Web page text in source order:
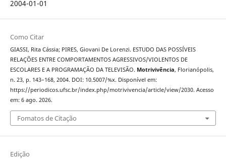
2004-01-01
Como Citar
GIASSI, Rita Cássia; PIRES, Giovani De Lorenzi. ESTUDO DAS POSSÍVEIS
RELAÇÕES ENTRE COMPORTAMENTOS AGRESSIVOS/VIOLENTOS DE
ESCOLARES E A PROGRAMAÇÃO DA TELEVISÃO. Motrivivência, Florianópolis,
n. 23, p. 143–168, 2004. DOI: 10.5007/%x. Disponível em:
https://periodicos.ufsc.br/index.php/motrivivencia/article/view/2030. Acesso
em: 6 ago. 2026.
Fomatos de Citação
Edição